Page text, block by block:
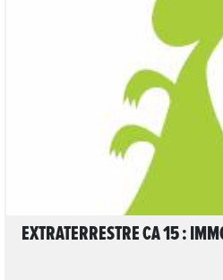
LIRE
EXTRATERRESTRE CA 15 :